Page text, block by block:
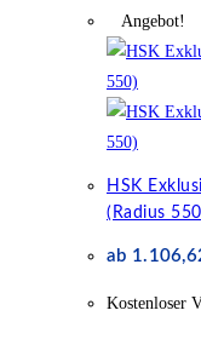
Angebot!
HSK
(Radius
ab
Kostenloser